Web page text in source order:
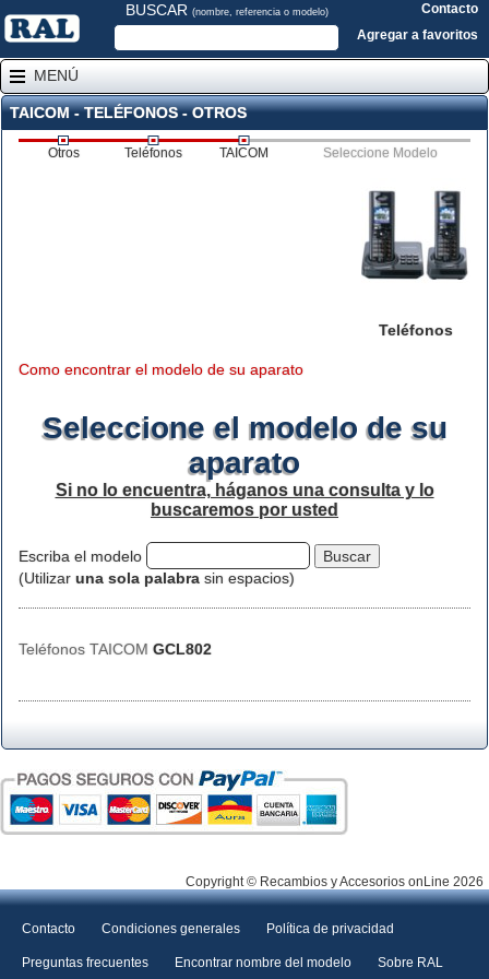
BUSCAR (nombre, referencia o modelo)
Contacto
Agregar a favoritos
MENÚ
TAICOM - TELÉFONOS - OTROS
Otros Teléfonos TAICOM Seleccione Modelo
Teléfonos
Como encontrar el modelo de su aparato
Seleccione el modelo de su
aparato
Si no lo encuentra, háganos una consulta y lo
buscaremos por usted
Escriba el modelo
(Utilizar una sola palabra sin espacios)
Teléfonos TAICOM GCL802
Copyright © Recambios y Accesorios onLine 2026
Contacto Condiciones generales Política de privacidad
Preguntas frecuentes Encontrar nombre del modelo Sobre RAL